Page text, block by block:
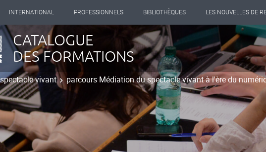
INTERNATIONAL PROFESSIONNELS BIBLIOTHÈQUES LES NOUVELLES DE
CATALOGUE
DES FORMATIONS
vivant
parcours Médiation du spectacle vivant à l'ère du